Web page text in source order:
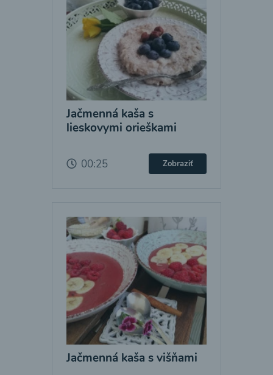
Jačmenná kaša s
lieskovymi orieškami
00:25 Zobraziť
Jačmenná kaša s višňami